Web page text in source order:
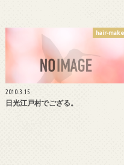
hair-make
2010.3.15
日光江戸村でござる。